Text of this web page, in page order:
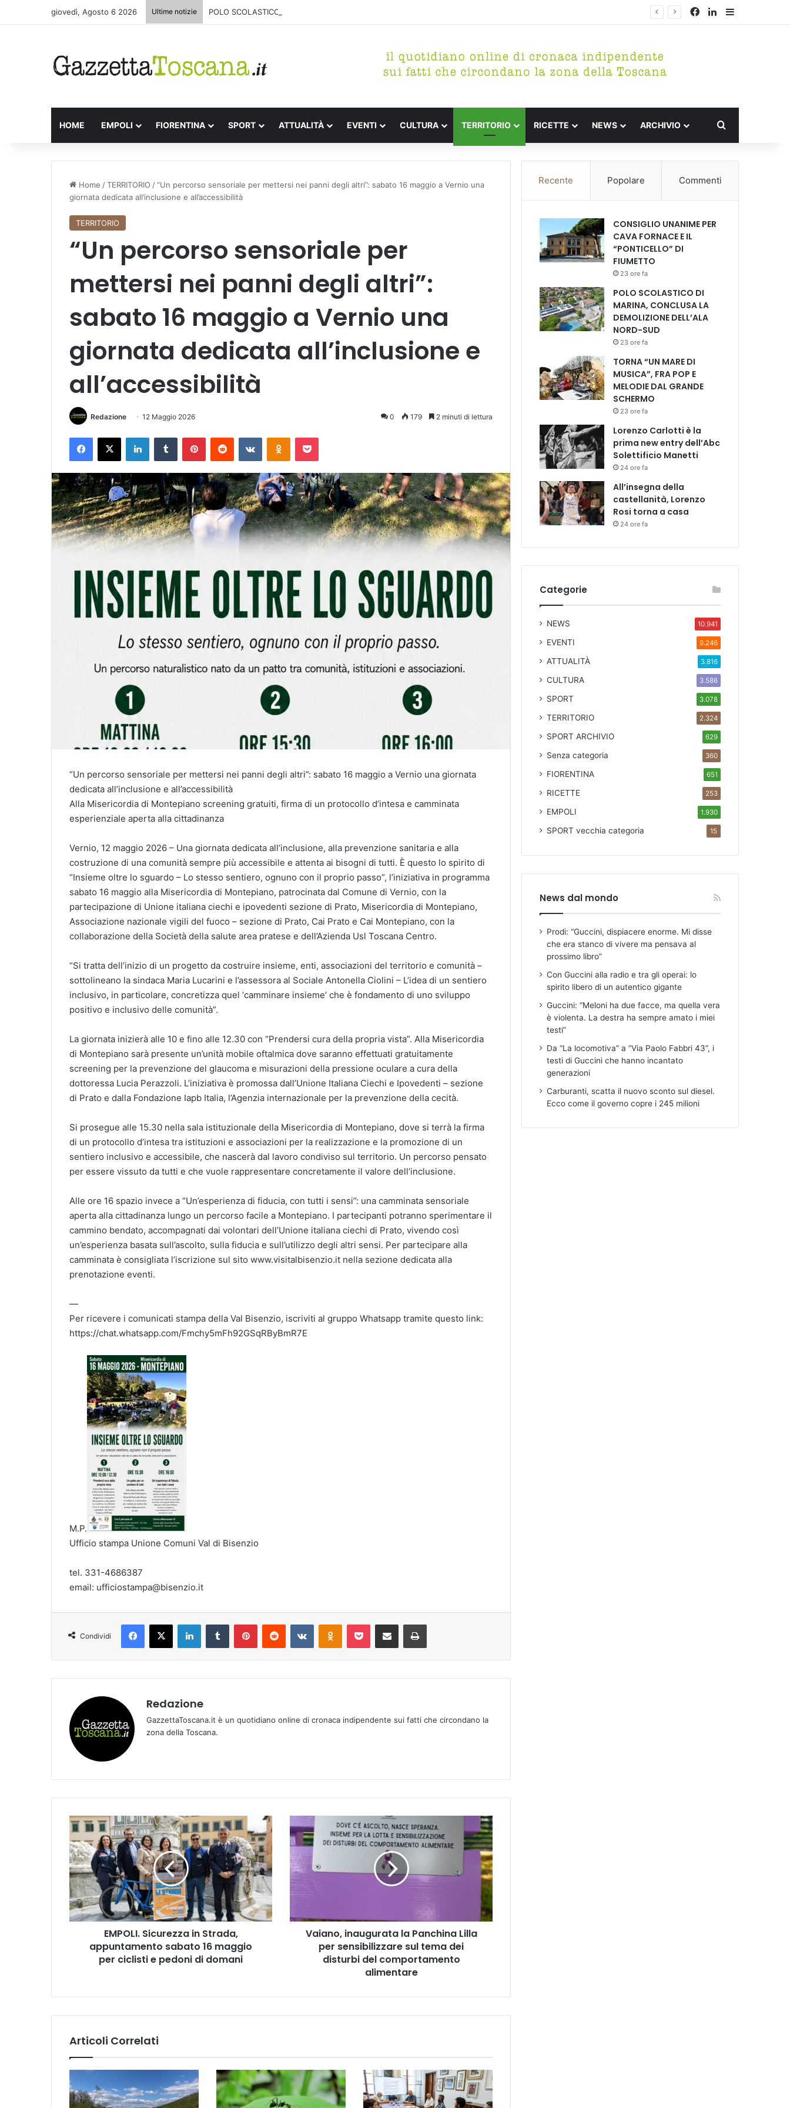
giovedì, Agosto 6 2026 Ultime notizie POLO SCOLASTICO DI MARINA, CONCLUSA LA DEMOLIZIONE DELL’ALA NORD-SUD Facebook
LinkedIn
HOME EMPOLI FIORENTINA SPORT ATTUALITÀ EVENTI CULTURA TERRITORIO RICETTE NEWS ARCHIVIO
Home /TERRITORIO /“Un percorso sensoriale per mettersi nei panni degli altri”: sabato 16 maggio a Vernio una
giornata dedicata all’inclusione e all’accessibilità
TERRITORIO
“Un percorso sensoriale per
mettersi nei panni degli altri”:
sabato 16 maggio a Vernio una
giornata dedicata all’inclusione e
all’accessibilità
Redazione 12 Maggio 2026 0 179 2 minuti di lettura
“Un percorso sensoriale per mettersi nei panni degli altri”: sabato 16 maggio a Vernio una giornata
dedicata all’inclusione e all’accessibilità
Alla Misericordia di Montepiano screening gratuiti, firma di un protocollo d’intesa e camminata
esperienziale aperta alla cittadinanza
Vernio, 12 maggio 2026 – Una giornata dedicata all’inclusione, alla prevenzione sanitaria e alla
costruzione di una comunità sempre più accessibile e attenta ai bisogni di tutti. È questo lo spirito di
“Insieme oltre lo sguardo – Lo stesso sentiero, ognuno con il proprio passo”, l’iniziativa in programma
sabato 16 maggio alla Misericordia di Montepiano, patrocinata dal Comune di Vernio, con la
partecipazione di Unione italiana ciechi e ipovedenti sezione di Prato, Misericordia di Montepiano,
Associazione nazionale vigili del fuoco – sezione di Prato, Cai Prato e Cai Montepiano, con la
collaborazione della Società della salute area pratese e dell’Azienda Usl Toscana Centro.
“Si tratta dell’inizio di un progetto da costruire insieme, enti, associazioni del territorio e comunità –
sottolineano la sindaca Maria Lucarini e l’assessora al Sociale Antonella Ciolini – L’idea di un sentiero
inclusivo, in particolare, concretizza quel ‘camminare insieme’ che è fondamento di uno sviluppo
positivo e inclusivo delle comunità”.
La giornata inizierà alle 10 e fino alle 12.30 con “Prendersi cura della propria vista”. Alla Misericordia
di Montepiano sarà presente un’unità mobile oftalmica dove saranno effettuati gratuitamente
screening per la prevenzione del glaucoma e misurazioni della pressione oculare a cura della
dottoressa Lucia Perazzoli. L’iniziativa è promossa dall’Unione Italiana Ciechi e Ipovedenti – sezione
di Prato e dalla Fondazione Iapb Italia, l’Agenzia internazionale per la prevenzione della cecità.
Si prosegue alle 15.30 nella sala istituzionale della Misericordia di Montepiano, dove si terrà la firma
di un protocollo d’intesa tra istituzioni e associazioni per la realizzazione e la promozione di un
sentiero inclusivo e accessibile, che nascerà dal lavoro condiviso sul territorio. Un percorso pensato
per essere vissuto da tutti e che vuole rappresentare concretamente il valore dell’inclusione.
Alle ore 16 spazio invece a “Un’esperienza di fiducia, con tutti i sensi”: una camminata sensoriale
aperta alla cittadinanza lungo un percorso facile a Montepiano. I partecipanti potranno sperimentare il
cammino bendato, accompagnati dai volontari dell’Unione italiana ciechi di Prato, vivendo così
un’esperienza basata sull’ascolto, sulla fiducia e sull’utilizzo degli altri sensi. Per partecipare alla
camminata è consigliata l’iscrizione sul sito www.visitalbisenzio.it nella sezione dedicata alla
prenotazione eventi.
—
Per ricevere i comunicati stampa della Val Bisenzio, iscriviti al gruppo Whatsapp tramite questo link:
https://chat.whatsapp.com/Fmchy5mFh92GSqRByBmR7E
M.P.
Ufficio stampa Unione Comuni Val di Bisenzio
tel. 331-4686387
email: ufficiostampa@bisenzio.it
Condividi
Redazione
GazzettaToscana.it è un quotidiano online di cronaca indipendente sui fatti che circondano la
zona della Toscana.
E
M
P
O
L
I
.
S
i
S
t
r
a
d
a
EMPOLI. Sicurezza in Strada,
appuntamento sabato 16 maggio
per ciclisti e pedoni di domani
a
i
a
n
o
,
n
P
a
n
c
h
Vaiano, inaugurata la Panchina Lilla
per sensibilizzare sul tema dei
disturbi del comportamento
alimentare
Articoli Correlati
Recente Popolare Commenti
CONSIGLIO UNANIME PER
CAVA FORNACE E IL
“PONTICELLO” DI
FIUMETTO
23 ore fa
POLO SCOLASTICO DI
MARINA, CONCLUSA LA
DEMOLIZIONE DELL’ALA
NORD-SUD
23 ore fa
TORNA “UN MARE DI
MUSICA”, FRA POP E
MELODIE DAL GRANDE
SCHERMO
23 ore fa
Lorenzo Carlotti è la
prima new entry dell’Abc
Solettificio Manetti
24 ore fa
All’insegna della
castellanità, Lorenzo
Rosi torna a casa
24 ore fa
Categorie
NEWS 10.941
EVENTI 9.246
ATTUALITÀ 3.816
CULTURA 3.586
SPORT 3.078
TERRITORIO 2.324
SPORT ARCHIVIO 629
Senza categoria 360
FIORENTINA 651
RICETTE 253
EMPOLI 1.930
SPORTvecchia categoria 15
News dal mondo
Prodi: “Guccini, dispiacere enorme. Mi disse
che era stanco di vivere ma pensava al
prossimo libro”
Con Guccini alla radio e tra gli operai: lo
spirito libero di un autentico gigante
Guccini: “Meloni ha due facce, ma quella vera
è violenta. La destra ha sempre amato i miei
testi”
Da “La locomotiva” a “Via Paolo Fabbri 43”, i
testi di Guccini che hanno incantato
generazioni
Carburanti, scatta il nuovo sconto sul diesel.
Ecco come il governo copre i 245 milioni